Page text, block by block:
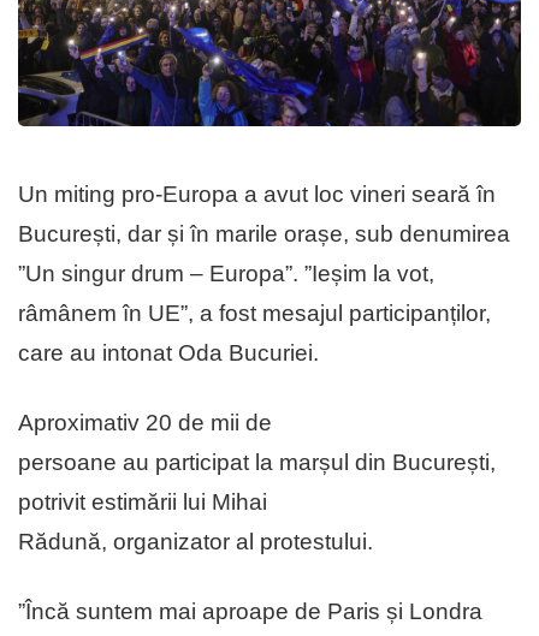
Un miting pro-Europa a avut loc vineri seară în
București, dar și în marile orașe, sub denumirea
”Un singur drum – Europa”. ”Ieșim la vot,
râmânem în UE”, a fost mesajul participanților,
care au intonat Oda Bucuriei.
Aproximativ 20 de mii de
persoane au participat la marșul din București,
potrivit estimării lui Mihai
Rădună, organizator al protestului.
”Încă suntem mai aproape de Paris și Londra